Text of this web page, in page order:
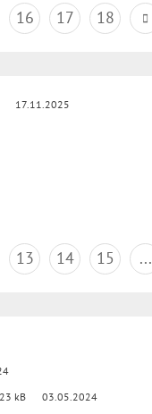
16 17 18
17.11.2025
13 14 15 ...
kB 03.05.2024